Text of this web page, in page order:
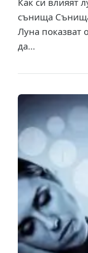
сънища
Луна показват
да...